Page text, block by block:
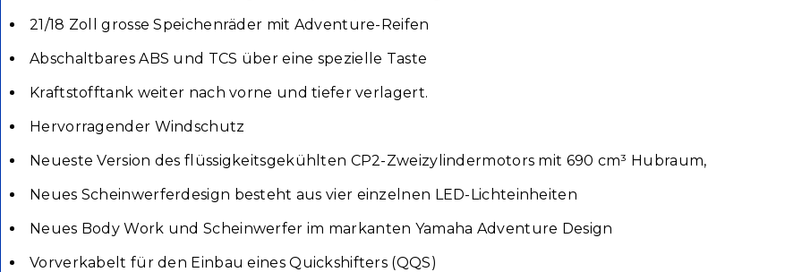
21/18 Zoll grosse Speichenräder mit Adventure-Reifen
Abschaltbares ABS und TCS über eine spezielle Taste
Kraftstofftank weiter nach vorne und tiefer verlagert.
Hervorragender Windschutz
Neueste Version des flüssigkeitsgekühlten CP2-Zweizylindermotors mit 690 cm³ Hubraum,
Neues Scheinwerferdesign besteht aus vier einzelnen LED-Lichteinheiten
Neues Body Work und Scheinwerfer im markanten Yamaha Adventure Design
Vorverkabelt für den Einbau eines Quickshifters (QQS)